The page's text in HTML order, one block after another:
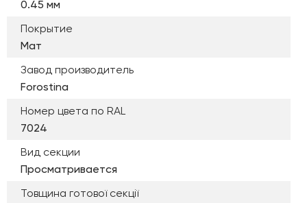
0.45 мм
Покрытие
Мат
Завод производитель
Forostina
Номер цвета по RAL
7024
Вид секции
Просматривается
Товщина готової секції